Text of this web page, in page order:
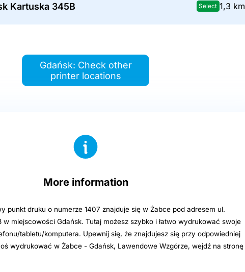
Kartuska 345B Select 1,3 km
Gdańsk: Check other
printer locations
More information
punkt druku o numerze 1407 znajduje się w Żabce pod adresem ul.
w miejscowości Gdańsk. Tutaj możesz szybko i łatwo wydrukować swoje
tabletu/komputera. Upewnij się, że znajdujesz się przy odpowiedniej
wydrukować w Żabce - Gdańsk, Lawendowe Wzgórze, wejdź na stronę